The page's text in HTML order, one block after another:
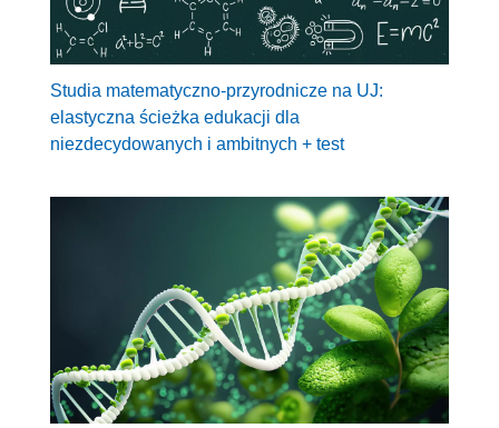
Studia matematyczno-przyrodnicze na UJ:
elastyczna ścieżka edukacji dla
niezdecydowanych i ambitnych + test